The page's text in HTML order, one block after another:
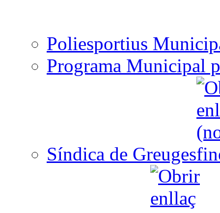
Poliesportius
Programa Municipal
Síndica de Greuges